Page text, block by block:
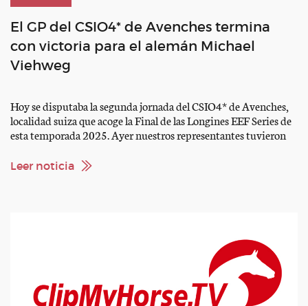
El GP del CSIO4* de Avenches termina
con victoria para el alemán Michael
Viehweg
Hoy se disputaba la segunda jornada del CSIO4* de Avenches,
localidad suiza que acoge la Final de las Longines EEF Series de
esta temporada 2025. Ayer nuestros representantes tuvieron
Jesús Bamonde y Carolina Aresu, 3 de los 4 miembros del
Leer noticia